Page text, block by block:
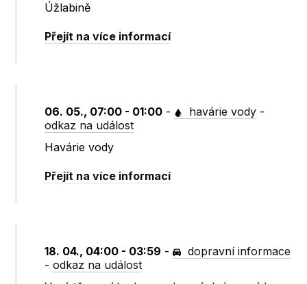
Úžlabině
Přejít na více informací
06. 05., 07:00 - 01:00 - havárie vody -
odkaz na událost
Havárie vody
Přejít na více informací
18. 04., 04:00 - 03:59 -
dopravní informace
-odkaz na událost